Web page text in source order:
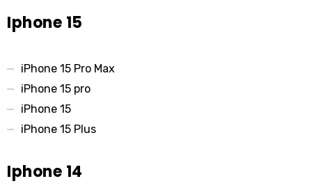
Iphone 15
iPhone 15 Pro Max
iPhone 15 pro
iPhone 15
iPhone 15 Plus
Iphone 14